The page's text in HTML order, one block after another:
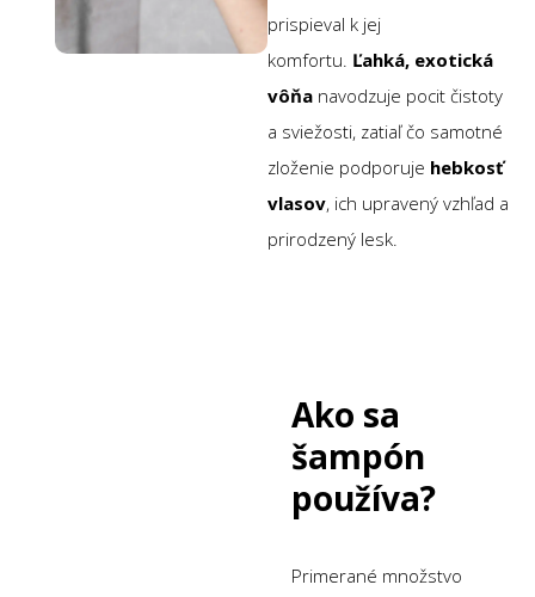
prispieval k jej
komfortu. Ľahká, exotická
vôňa navodzuje pocit čistoty
a sviežosti, zatiaľ čo samotné
zloženie podporuje hebkosť
vlasov, ich upravený vzhľad a
prirodzený lesk.
Ako sa
šampón
používa?
Primerané množstvo